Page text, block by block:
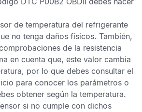
de temperatura del refrigerante
no tenga daños físicos. También,
de la resistencia
en cuenta que, este valor cambia
por lo que debes consultar el
para conocer los parámetros o
obtener según la temperatura.
si no cumple con dichos